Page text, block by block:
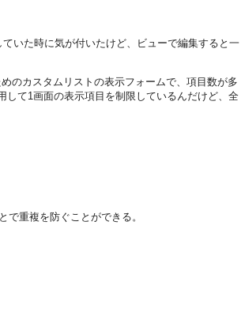
いた時に気が付いたけど、ビューで編集すると一
のカスタムリストの表示フォームで、項目数が多
して1画面の表示項目を制限しているんだけど、全
で重複を防ぐことができる。